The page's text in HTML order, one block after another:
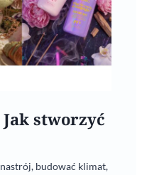
stworzyć
budować klimat,